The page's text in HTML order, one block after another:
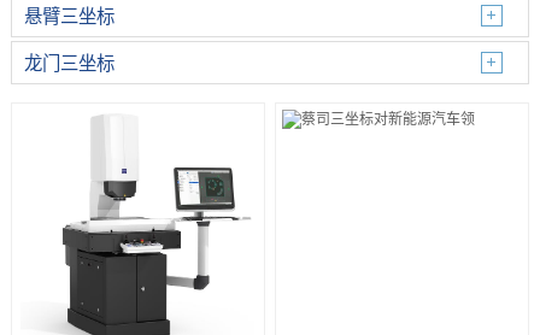
悬臂三坐标
龙门三坐标